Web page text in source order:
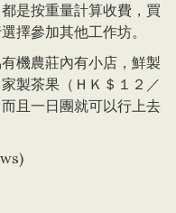
是按重量計算收費，買
擇參加其他工作坊。
機農莊內有小店，鮮製
製茶果（ＨＫ＄１２／
且一日團就可以行上去
)